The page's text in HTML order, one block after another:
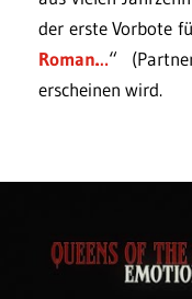
der erste Vorbote
Roman…“
erscheinen wird.